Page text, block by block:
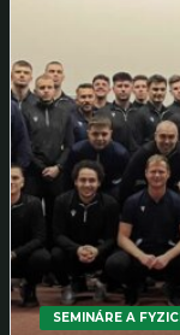
SEMINÁRE A